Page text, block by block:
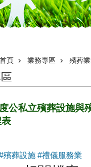
首頁 業務專區 殯葬
公私立殯葬設施與
殯葬設施 #禮儀服務業